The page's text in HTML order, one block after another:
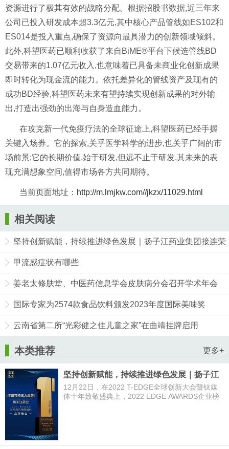
资源进行了极其有效的战略分配。根据招股书数据,近三年来
公司已投入研发成本超3.3亿元,其中核心产品管线如ES102和
ES014是投入重点,确保了资源向最具潜力的创新领域倾斜。
此外,科望医药已顺利收获了来自BiME®平台下候选管线BD
交易带来的1.07亿元收入,也意味着已具备未商业化创新成果
即时转化为现金流的能力。依托差异化的管线资产及现有的
成功BD经验,科望医药未来有望持续实现创新成果的对外输
出,打造出强劲的出海与自身造血能力。
在攻克新一代免疫疗法的全球征途上,科望医药已经手握
关键入场券。它的探索,关乎医学科学的进步,也关乎广阔的市
场前景;它的长期价值,始于研发,但远不止于研发,其未来的表
现充满想象空间,值得市场各方共同期待。
当前页面地址： http://m.lmjkw.com//jkzx/11029.html
相关阅读
坚持创新赋能，持续推进绿色发展｜扬子江药业集团接连荣
获“年度医疗创新企业”和“年度可持续力品牌”两项大奖
甲流感症状有哪些
姜老太修肤堂、中医药信息学会皮肤病分会召开学术年会
国际专家为2574款食品饮料颁发2023年度国际美味奖
云南省第二所“光彩健之佳儿童之家”在曲靖挂牌启用
本类推荐 更多+
坚持创新赋能，持续推进绿色发展｜扬子江
药业集团接连荣获“年度医疗创新企业”和“年
度可持续力品牌”两项大奖
12月22日，在2022 T-EDGE全球创新大会暨钛媒
体十年致敬盛典上，2022 EDGE AWARDS企业榜